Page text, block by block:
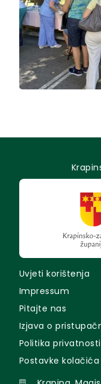
Uvjeti korištenja
Impressum
Pitajte nas
Izjava o
Politika privatnosti
Postavke kolačića